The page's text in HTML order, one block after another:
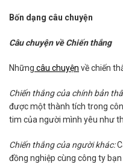
Bốn dạng câu chuyện
Câu chuyện về Chiến thắng
Những câu chuyện về chiến
Chiến thắng của chính bản
được một thành tích trong
tim của người mình yêu như
Chiến thắng của người khác:
đồng nghiệp cùng công ty